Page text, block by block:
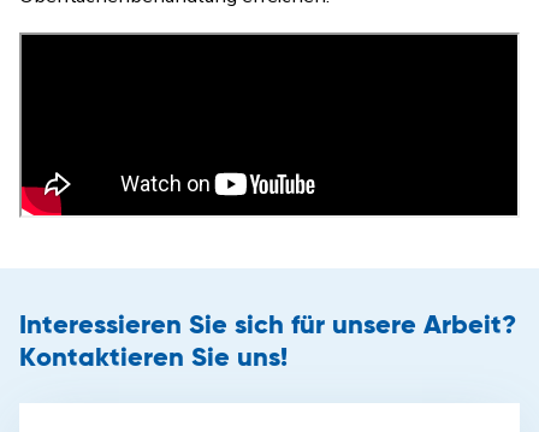
Interessieren Sie sich für unsere Arbeit?
Kontaktieren Sie uns!